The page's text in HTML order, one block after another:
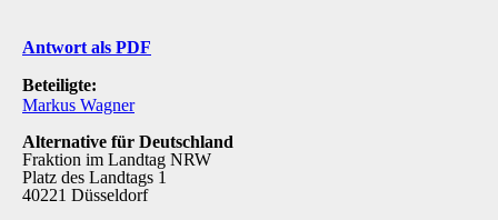
Antwort als PDF
Beteiligte:
Markus Wagner
Alternative für Deutschland
Fraktion im Landtag NRW
Platz des Landtags 1
40221 Düsseldorf